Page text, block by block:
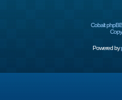
Cobalt
Powered by